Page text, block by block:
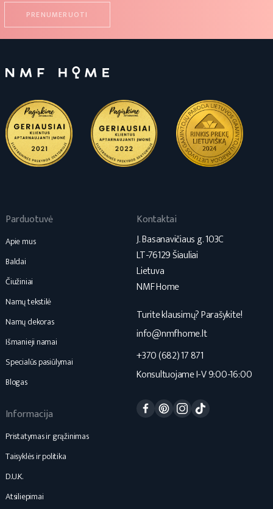
Parduotuvė
Apie mus
Baldai
Čiužiniai
Namų tekstilė
Namų dekoras
Išmanieji namai
Specialūs pasiūlymai
Blogas
Informacija
Pristatymas ir grąžinimas
Taisyklės ir politika
D.U.K.
Atsiliepimai
Kontaktai
J. Basanavičiaus g. 103C
LT-76129 Šiauliai
Lietuva
NMF Home
Turite klausimų? Parašykite!
info@nmfhome.lt
+370 (682) 17 871
Konsultuojame I-V 9:00-16:00
FacebookPinterestInstagram